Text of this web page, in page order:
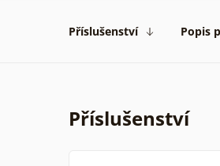
Příslušenství Popis
Příslušenství